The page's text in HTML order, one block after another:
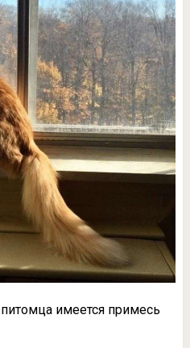
питомца имеется примесь